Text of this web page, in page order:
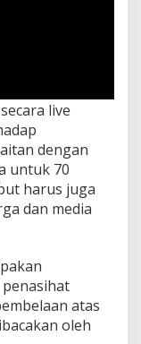
live
dengan
untuk 70
harus juga
dan media
atas
oleh